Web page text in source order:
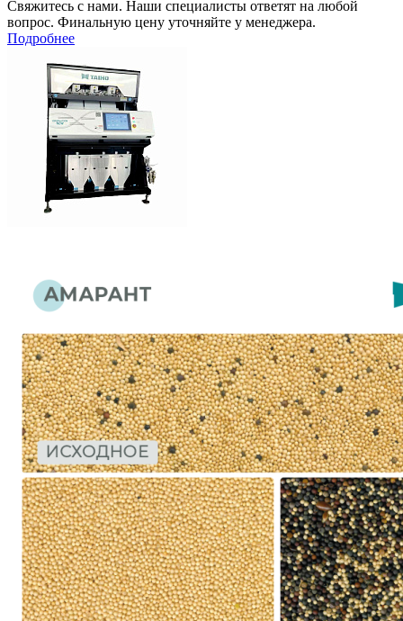
Свяжитесь с нами. Наши специалисты ответят на любой
вопрос. Финальную цену уточняйте у менеджера.
Подробнее